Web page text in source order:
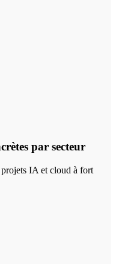
par secteur
IA et cloud à fort